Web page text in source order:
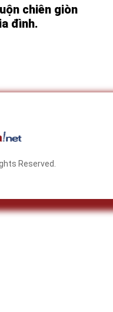
chiên giòn
đình.
Reserved.